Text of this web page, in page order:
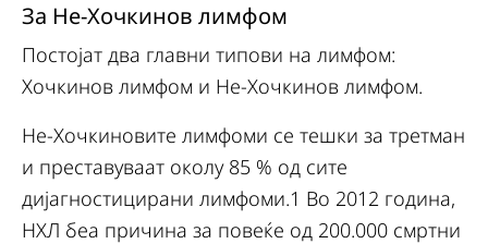
За Не-Хочкинов лимфом
Постојат два главни типови на лимфом:
Хочкинов лимфом и Не-Хочкинов лимфом.
Не-Хочкиновите лимфоми се тешки за третман
и преставуваат околу 85 % од сите
дијагностицирани лимфоми.1 Во 2012 година,
НХЛ беа причина за повеќе од 200.000 смртни